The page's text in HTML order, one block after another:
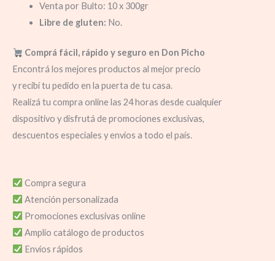
Venta por Bulto: 10 x 300gr
Libre de gluten: No.
Comprá fácil, rápido y seguro en Don Picho
Encontrá los mejores productos al mejor precio
y recibí tu pedido en la puerta de tu casa.
Realizá tu compra online las 24 horas desde cualquier
dispositivo y disfrutá de promociones exclusivas,
descuentos especiales y envíos a todo el país.
Compra segura
Atención personalizada
Promociones exclusivas online
Amplio catálogo de productos
Envíos rápidos